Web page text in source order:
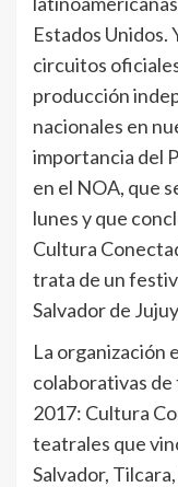
Estados Unidos.
circuitos
producción
nacionales en
importancia del
en el NOA, que
lunes y que
Cultura
trata de un
Salvador de
La organización
colaborativas
2017: Cultura
teatrales que
Salvador,